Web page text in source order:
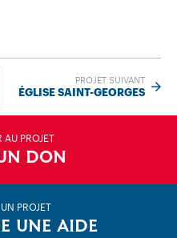
PROJET SUIVANT
ÉGLISE SAINT-GEORGES
AU PROJET
DON
PROJET
UNE AIDE